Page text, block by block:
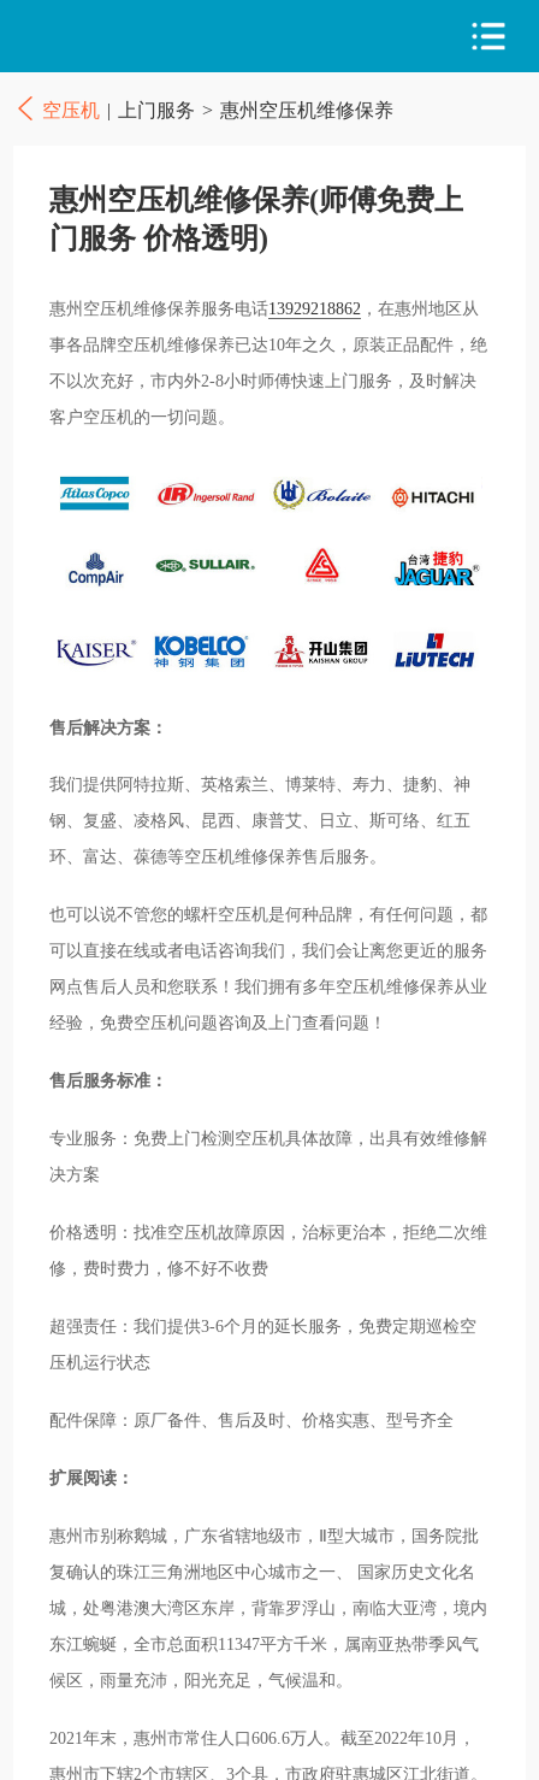
空压机 | 上门服务 > 惠州空压机维修保养
惠州空压机维修保养(师傅免费上
门服务 价格透明)
惠州空压机维修保养服务电话13929218862 ，在惠州地区从
事各品牌空压机维修保养已达10年之久，原装正品配件，绝
不以次充好，市内外2-8小时师傅快速上门服务，及时解决
客户空压机的一切问题。
售后解决方案：
我们提供阿特拉斯、英格索兰、博莱特、寿力、捷豹、神
钢、复盛、凌格风、昆西、康普艾、日立、斯可络、红五
环、富达、葆德等空压机维修保养售后服务。
也可以说不管您的螺杆空压机是何种品牌，有任何问题，都
可以直接在线或者电话咨询我们，我们会让离您更近的服务
网点售后人员和您联系！我们拥有多年空压机维修保养从业
经验，免费空压机问题咨询及上门查看问题！
售后服务标准：
专业服务：免费上门检测空压机具体故障，出具有效维修解
决方案
价格透明：找准空压机故障原因，治标更治本，拒绝二次维
修，费时费力，修不好不收费
超强责任：我们提供3-6个月的延长服务，免费定期巡检空
压机运行状态
配件保障：原厂备件、售后及时、价格实惠、型号齐全
扩展阅读：
惠州市别称鹅城，广东省辖地级市，Ⅱ型大城市，国务院批
复确认的珠江三角洲地区中心城市之一、 国家历史文化名
城，处粤港澳大湾区东岸，背靠罗浮山，南临大亚湾，境内
东江蜿蜒，全市总面积11347平方千米，属南亚热带季风气
候区，雨量充沛，阳光充足，气候温和。
2021年末，惠州市常住人口606.6万人。截至2022年10月，
惠州市下辖2个市辖区、3个县，市政府驻惠城区江北街道。